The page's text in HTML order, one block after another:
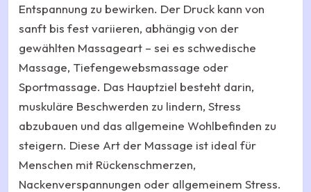
Entspannung zu bewirken. Der Druck kann von
sanft bis fest variieren, abhängig von der
gewählten Massageart – sei es schwedische
Massage, Tiefengewebsmassage oder
Sportmassage. Das Hauptziel besteht darin,
muskuläre Beschwerden zu lindern, Stress
abzubauen und das allgemeine Wohlbefinden zu
steigern. Diese Art der Massage ist ideal für
Menschen mit Rückenschmerzen,
Nackenverspannungen oder allgemeinem Stress.